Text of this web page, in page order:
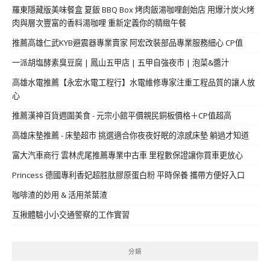
羅東隱藏版美味餐盒 夏飯 BBQ Box 烤肉飯湯咖哩創始店 用爆汁炭火烤
肉與層次豐富的香料湯咖哩 重新定義你的精緻午餐
推薦高雄仁武KYB避震器專業賣家 阿宏改裝部品專業服務細心 CP值
一派胡塩酵素臭豆腐 | 鳳山五甲店 | 五甲自強夜市 | 泡菜&醬汁
高雄水電推薦【永宏水電工程行】水電維修專家注重工程品質的讓人放
心
推薦漢神百貨週圍美食 - 元宗小館平價親民銅板價格＋CP值超高
高雄床墊推薦 - 床墊超市 挑選適合你夜夜好眠的涼感床墊 躺過才知道
富大汽車商行 雲林虎尾推薦專業中古車 里程數保證讓你買車更放心
Princess 德國專利香妃超胜肽膠原蛋白粉 平時保養 攜帶方便好入口
咖啡渣的妙用 & 活用茶葉渣
互揪體驗小小交通警察的工作實習
分類